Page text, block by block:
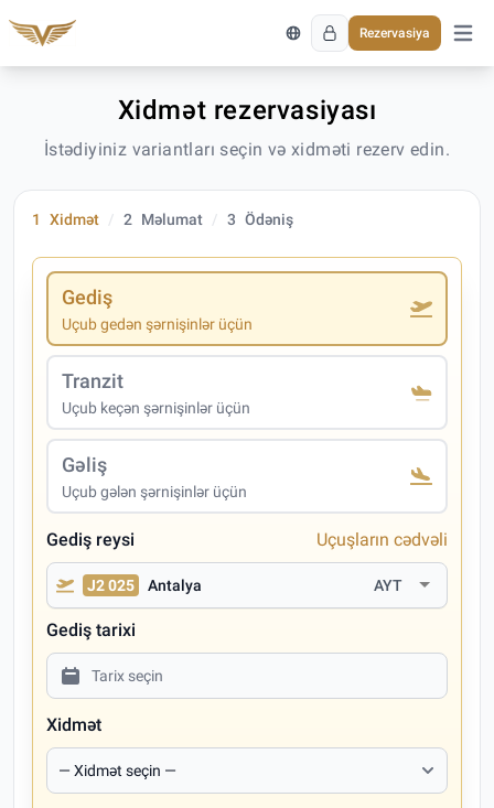
Rezervasiya
Əsas
Xidmət rezervasiyası
İstədiyiniz variantları seçin və xidməti rezerv edin.
1 Xidmət 2 Məlumat 3 Ödəniş
Gediş
Uçub gedən şərnişinlər üçün
Tranzit
Uçub keçən şərnişinlər üçün
Gəliş
Uçub gələn şərnişinlər üçün
Gediş reysi Uçuşların cədvəli
J2 025 Antalya AYT
Gediş tarixi
Xidmət